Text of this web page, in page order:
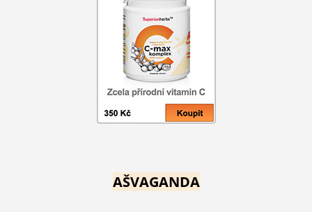
AŠVAGANDA